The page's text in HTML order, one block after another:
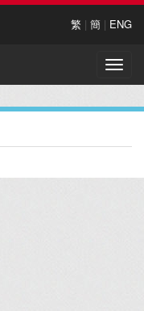
繁 | 簡 | ENG
Toggle